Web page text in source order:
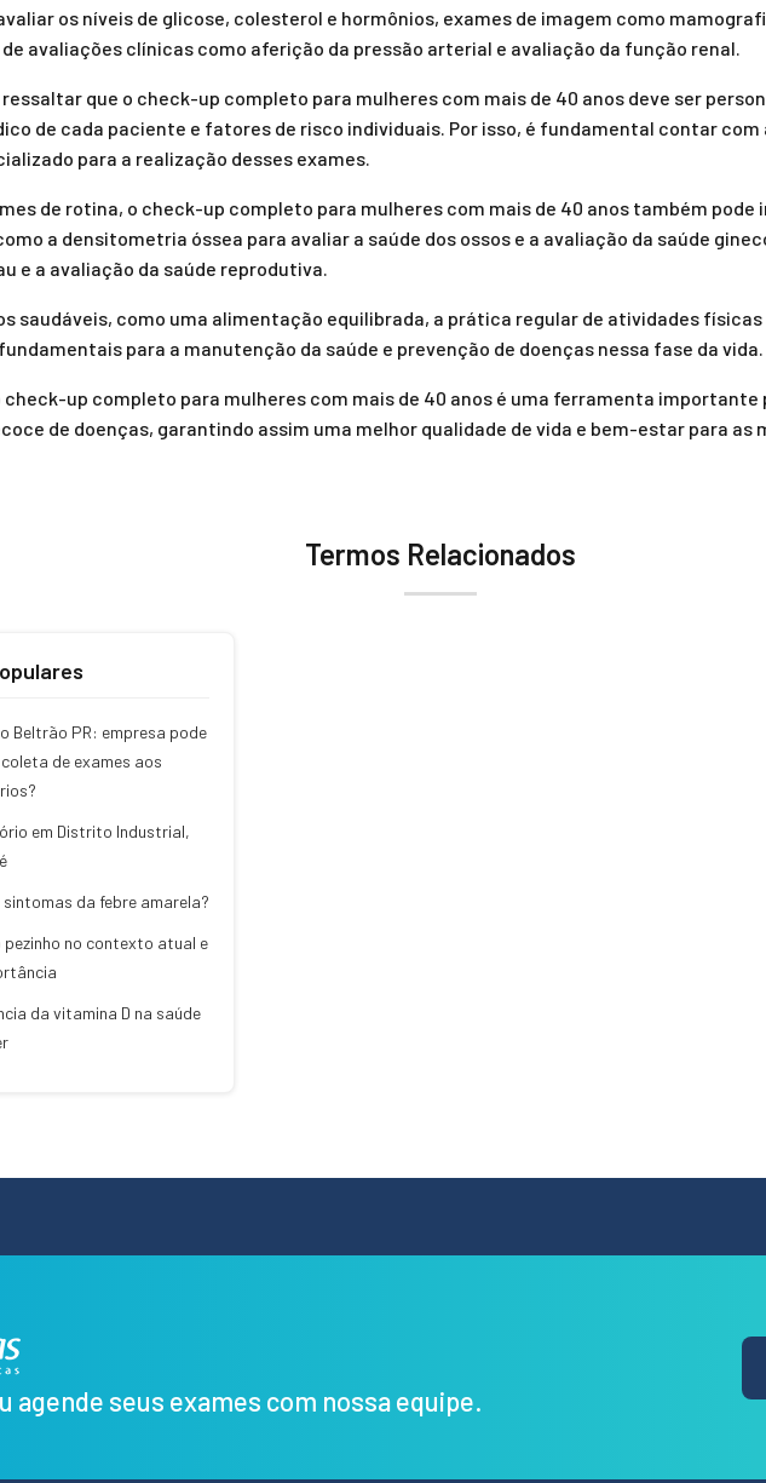
os níveis de glicose, colesterol e hormônios, exames de imagem como
avaliações clínicas como aferição da pressão arterial e avaliação da função renal.
que o check-up completo para mulheres com mais de 40 anos deve ser
de cada paciente e fatores de risco individuais. Por isso, é fundamental contar com
para a realização desses exames.
de rotina, o check-up completo para mulheres com mais de 40 anos também pode
a densitometria óssea para avaliar a saúde dos ossos e a avaliação da saúde
e a avaliação da saúde reprodutiva.
saudáveis, como uma alimentação equilibrada, a prática regular de atividades
para a manutenção da saúde e prevenção de doenças nessa fase da vida.
check-up completo para mulheres com mais de 40 anos é uma ferramenta importante
de doenças, garantindo assim uma melhor qualidade de vida e bem-estar para as
Termos Relacionados
Beltrão PR: empresa pode
de exames aos
em Distrito Industrial,
sintomas da febre amarela?
pezinho no contexto atual e
da vitamina D na saúde
agende seus exames com nossa equipe.